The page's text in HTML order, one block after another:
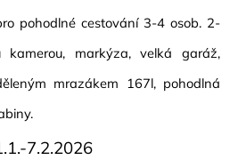
pohodlné cestování 3-4 osob. 2-
markýza, velká garáž,
mrazákem 167l, pohodlná
7.2.2026